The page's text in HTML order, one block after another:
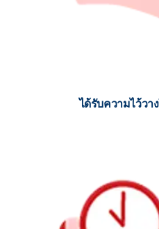
ได้รับความไว้วา